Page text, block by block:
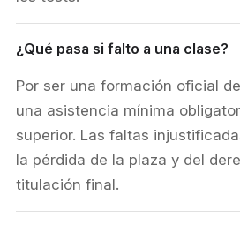
¿Qué pasa si falto a una clase?
Por ser una formación oficial
una asistencia mínima
superior. Las faltas
la pérdida de la plaza y del
titulación final.